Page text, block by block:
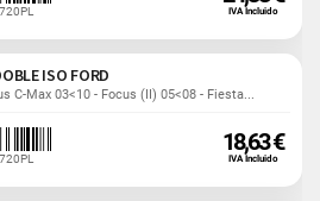
IVA Incluido
ISO FORD
C-Max 03<10 - Focus (II) 05<08 - Fiesta...
18,63 €
IVA Incluido